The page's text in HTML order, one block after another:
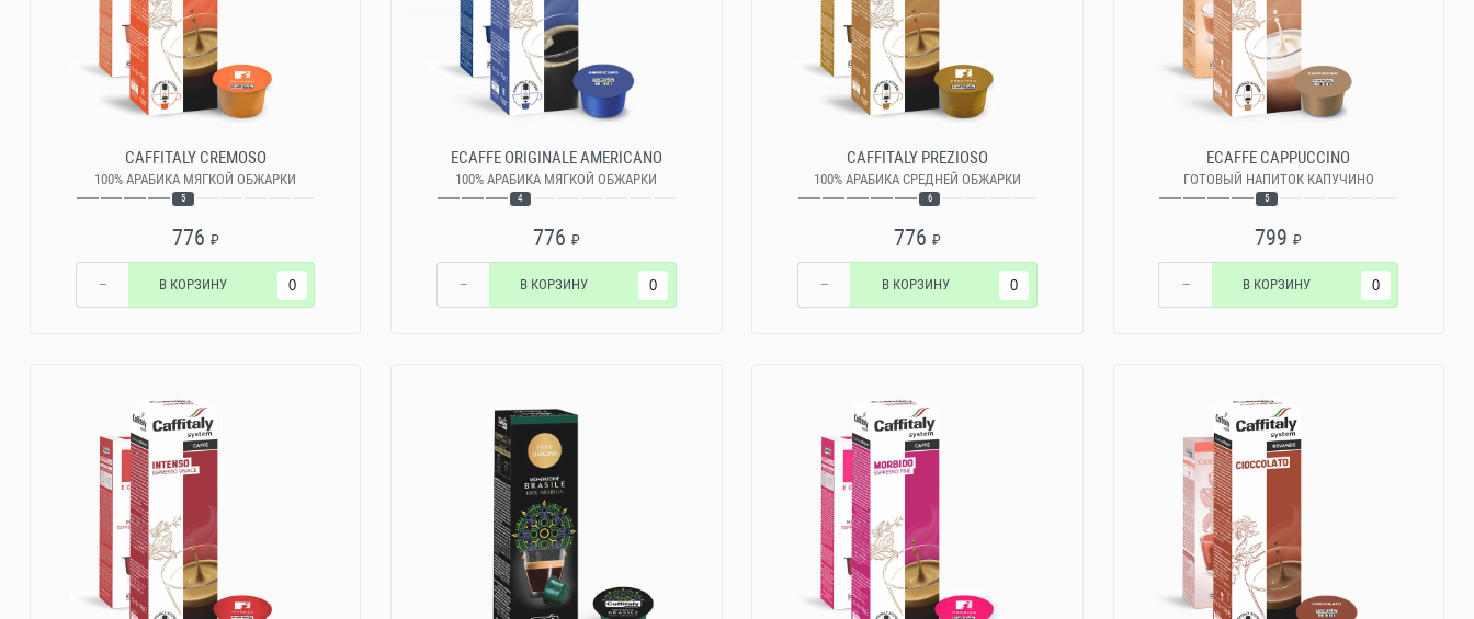
CAFFITALY CREMOSO
100% АРАБИКА МЯГКОЙ ОБЖАРКИ
5
776 ₽
− В КОРЗИНУ
ECAFFE ORIGINALE AMERICANO
100% АРАБИКА МЯГКОЙ ОБЖАРКИ
4
776 ₽
− В КОРЗИНУ
CAFFITALY PREZIOSO
100% АРАБИКА СРЕДНЕЙ ОБЖАРКИ
6
776₽
− В КОРЗИНУ
ECAFFE CAPPUCCINO
ГОТОВЫЙ НАПИТОК КАПУЧИНО
5
799₽
− В КОРЗИНУ